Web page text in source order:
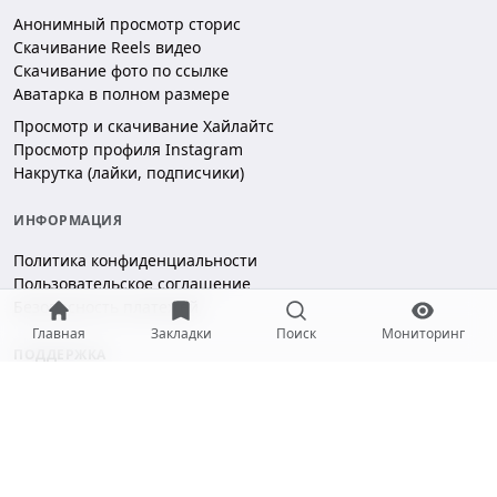
Главная Закладки Поиск Мониторинг
Анонимный просмотр сторис
Скачивание Reels видео
Скачивание фото по ссылке
Аватарка в полном размере
Просмотр и скачивание Хайлайтс
Просмотр профиля Instagram
Накрутка (лайки, подписчики)
ИНФОРМАЦИЯ
Политика конфиденциальности
Пользовательское соглашение
Безопасность платежей